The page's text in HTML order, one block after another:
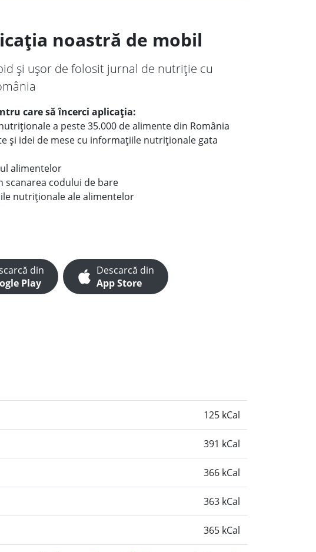
noastră de mobil
și ușor de folosit jurnal de nutriție cu
care să încerci aplicația:
a peste 35.000 de alimente din România
și idei de mese cu informațiile nutriționale gata
alimentelor
scanarea codului de bare
nutriționale ale alimentelor
din
Play
Descarcă din
App Store
125 kCal
391 kCal
366 kCal
363 kCal
365 kCal